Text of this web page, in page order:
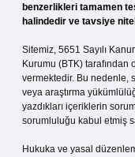
benzerlikleri tamamen
halindedir ve tavsiye
Sitemiz, 5651 Sayılı
Kurumu (BTK) tarafından
vermektedir. Bu nedenle,
veya araştırma
yazdıkları içeriklerin
sorumluluğu kabul etmiş
Hukuka ve yasal